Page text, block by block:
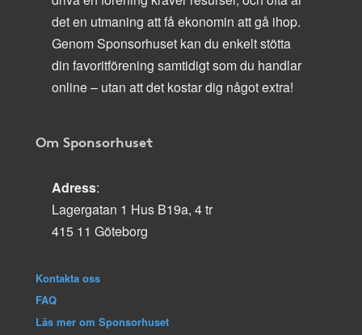
det en utmaning att få ekonomin att gå ihop.
Genom Sponsorhuset kan du enkelt stötta
din favoritförening samtidigt som du handlar
online – utan att det kostar dig något extra!
Om Sponsorhuset
Adress:
Lagergatan 1 Hus B19a, 4 tr
415 11 Göteborg
Kontakta oss
FAQ
Läs mer om Sponsorhuset